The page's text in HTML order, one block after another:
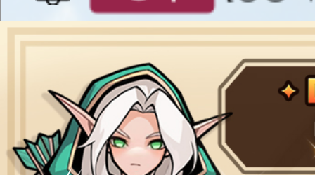
공지 [킹방
공지 [킹방